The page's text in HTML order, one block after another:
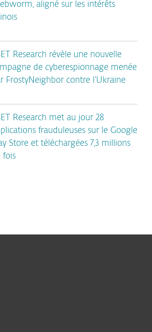
aligné sur les intérêts
Research révèle une nouvelle
de cyberespionnage menée
FrostyNeighbor contre l’Ukraine
Research met au jour 28
frauduleuses sur le Google
Store et téléchargées 7,3 millions
fois